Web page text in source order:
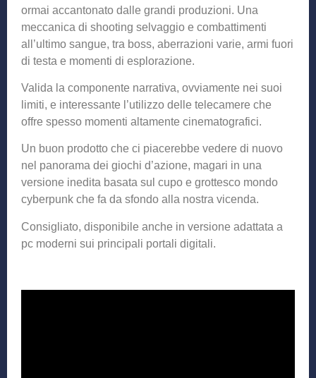
ormai accantonato dalle grandi produzioni. Una
meccanica di shooting selvaggio e combattimenti
all’ultimo sangue, tra boss, aberrazioni varie, armi fuori
di testa e momenti di esplorazione.
Valida la componente narrativa, ovviamente nei suoi
limiti, e interessante l’utilizzo delle telecamere che
offre spesso momenti altamente cinematografici.
Un buon prodotto che ci piacerebbe vedere di nuovo
nel panorama dei giochi d’azione, magari in una
versione inedita basata sul cupo e grottesco mondo
cyberpunk che fa da sfondo alla nostra vicenda.
Consigliato, disponibile anche in versione adattata a
pc moderni sui principali portali digitali.